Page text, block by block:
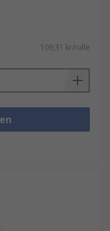
109,31 kr/rulle